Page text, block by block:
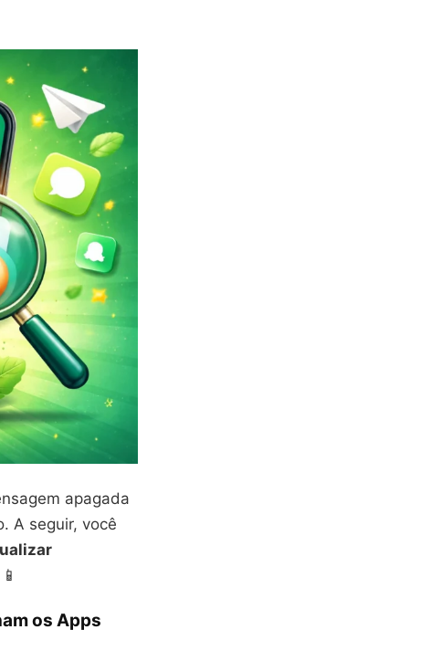
apagada
A seguir, você
os Apps